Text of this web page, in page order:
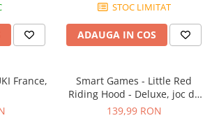
STOC LIMITAT
ADAUGA IN COS
France,
Smart Games - Little Red
Riding Hood - Deluxe, joc de
logica cu 48 de provocari, 4+
139,99 RON